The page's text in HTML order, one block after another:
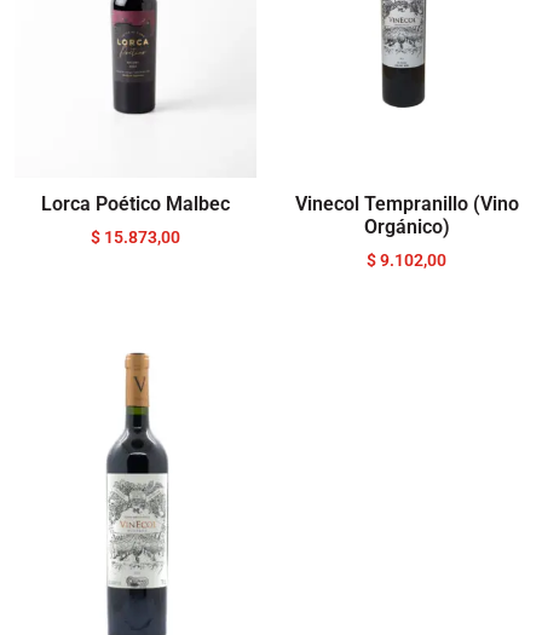
Lorca Poético Malbec
$ 15.873,00
Vinecol Tempranillo (Vino
Orgánico)
$9.102,00